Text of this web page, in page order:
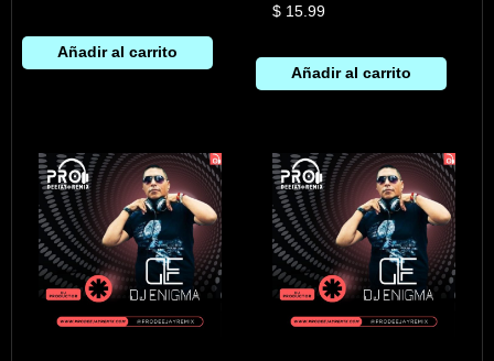
Añadir al carrito
$ 15.99
Añadir al carrito